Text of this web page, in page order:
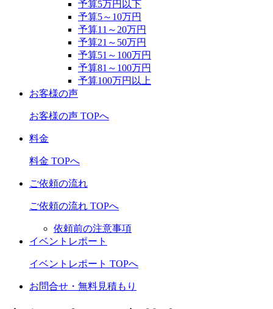
予算5万円以下
予算5～10万円
予算11～20万円
予算21～50万円
予算51～100万円
予算81～100万円
予算100万円以上
お客様の声
お客様の声 TOPへ
料金
料金 TOPへ
ご依頼の流れ
ご依頼の流れ TOPへ
依頼前の注意事項
イベントレポート
イベントレポート TOPへ
お問合せ・無料見積もり